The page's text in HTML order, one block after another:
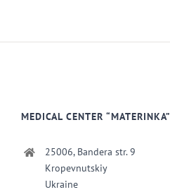
MEDICAL CENTER “MATERINKA”
25006, Bandera str. 9
Kropevnutskiy
Ukraine